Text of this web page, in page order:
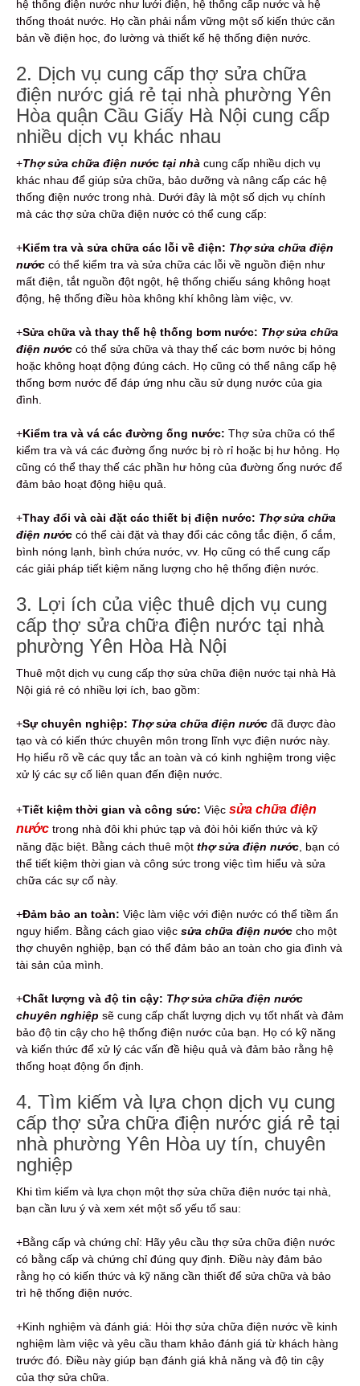
hệ thống điện nước như lưới điện, hệ thống cấp nước và hệ
thống thoát nước. Họ cần phải nắm vững một số kiến thức căn
bản về điện học, đo lường và thiết kế hệ thống điện nước.
2. Dịch vụ cung cấp thợ sửa chữa
điện nước giá rẻ tại nhà phường Yên
Hòa quận Cầu Giấy Hà Nội cung cấp
nhiều dịch vụ khác nhau
+Thợ sửa chữa điện nước tại nhà cung cấp nhiều dịch vụ
khác nhau để giúp sửa chữa, bảo dưỡng và nâng cấp các hệ
thống điện nước trong nhà. Dưới đây là một số dịch vụ chính
mà các thợ sửa chữa điện nước có thể cung cấp:
+Kiểm tra và sửa chữa các lỗi về điện: Thợ sửa chữa điện
nước có thể kiểm tra và sửa chữa các lỗi về nguồn điện như
mất điện, tắt nguồn đột ngột, hệ thống chiếu sáng không hoạt
động, hệ thống điều hòa không khí không làm việc, vv.
+Sửa chữa và thay thế hệ thống bơm nước: Thợ sửa chữa
điện nước có thể sửa chữa và thay thế các bơm nước bị hỏng
hoặc không hoạt động đúng cách. Họ cũng có thể nâng cấp hệ
thống bơm nước để đáp ứng nhu cầu sử dụng nước của gia
đình.
+Kiểm tra và vá các đường ống nước: Thợ sửa chữa có thể
kiểm tra và vá các đường ống nước bị rò rỉ hoặc bị hư hỏng. Họ
cũng có thể thay thế các phần hư hỏng của đường ống nước để
đảm bảo hoạt động hiệu quả.
+Thay đổi và cài đặt các thiết bị điện nước: Thợ sửa chữa
điện nước có thể cài đặt và thay đổi các công tắc điện, ổ cắm,
bình nóng lạnh, bình chứa nước, vv. Họ cũng có thể cung cấp
các giải pháp tiết kiệm năng lượng cho hệ thống điện nước.
3. Lợi ích của việc thuê dịch vụ cung
cấp thợ sửa chữa điện nước tại nhà
phường Yên Hòa Hà Nội
Thuê một dịch vụ cung cấp thợ sửa chữa điện nước tại nhà Hà
Nội giá rẻ có nhiều lợi ích, bao gồm:
+Sự chuyên nghiệp: Thợ sửa chữa điện nước đã được đào
tạo và có kiến thức chuyên môn trong lĩnh vực điện nước này.
Họ hiểu rõ về các quy tắc an toàn và có kinh nghiệm trong việc
xử lý các sự cố liên quan đến điện nước.
+Tiết kiệm thời gian và công sức: Việc sửa chữa điện
nước trong nhà đôi khi phức tạp và đòi hỏi kiến thức và kỹ
năng đặc biệt. Bằng cách thuê một thợ sửa điện nước , bạn có
thể tiết kiệm thời gian và công sức trong việc tìm hiểu và sửa
chữa các sự cố này.
+Đảm bảo an toàn: Việc làm việc với điện nước có thể tiềm ẩn
nguy hiểm. Bằng cách giao việc sửa chữa điện nước cho một
thợ chuyên nghiệp, bạn có thể đảm bảo an toàn cho gia đình và
tài sản của mình.
+Chất lượng và độ tin cậy: Thợ sửa chữa điện nước
chuyên nghiệp sẽ cung cấp chất lượng dịch vụ tốt nhất và đảm
bảo độ tin cậy cho hệ thống điện nước của bạn. Họ có kỹ năng
và kiến thức để xử lý các vấn đề hiệu quả và đảm bảo rằng hệ
thống hoạt động ổn định.
4. Tìm kiếm và lựa chọn dịch vụ cung
cấp thợ sửa chữa điện nước giá rẻ tại
nhà phường Yên Hòa uy tín, chuyên
nghiệp
Khi tìm kiếm và lựa chọn một thợ sửa chữa điện nước tại nhà,
bạn cần lưu ý và xem xét một số yếu tố sau:
+Bằng cấp và chứng chỉ: Hãy yêu cầu thợ sửa chữa điện nước
có bằng cấp và chứng chỉ đúng quy định. Điều này đảm bảo
rằng họ có kiến thức và kỹ năng cần thiết để sửa chữa và bảo
trì hệ thống điện nước.
+Kinh nghiệm và đánh giá: Hỏi thợ sửa chữa điện nước về kinh
nghiệm làm việc và yêu cầu tham khảo đánh giá từ khách hàng
trước đó. Điều này giúp bạn đánh giá khả năng và độ tin cậy
của thợ sửa chữa.